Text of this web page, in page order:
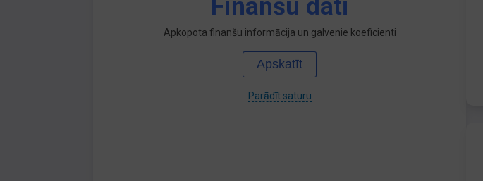
Finanšu dati
Apkopota finanšu informācija un galvenie koeficienti
Apskatīt
Parādīt saturu